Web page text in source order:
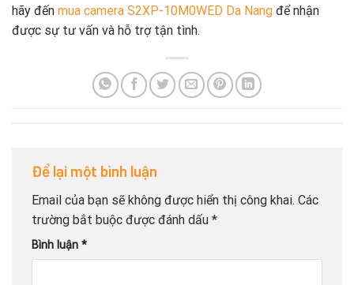
hãy đến mua camera S2XP-10M0WED Da Nang để nhận
được sự tư vấn và hỗ trợ tận tình.
Để lại một bình luận
Email của bạn sẽ không được hiển thị công khai. Các
trường bắt buộc được đánh dấu *
Bình luận *